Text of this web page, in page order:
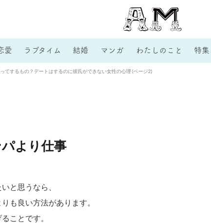
愛 ラブタイム 結婚 マンガ わたしのこと 特集
てするもの？デートはするのに彼氏ができない女性の心理 (ページ2)
より仕事
と思うなら、
も良い方法があります。
ことです。